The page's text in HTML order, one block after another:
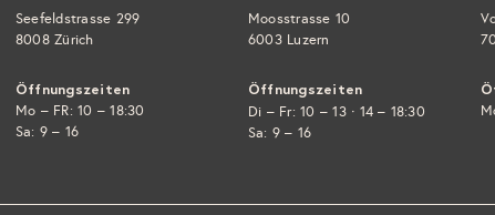
Seefeldstrasse 299
8008 Zürich
Öffnungszeiten
Mo – FR: 10 – 18:30
Sa: 9 – 16
Moosstrasse 10
6003 Luzern
Öffnungszeiten
Di – Fr: 10 – 13 · 14 – 18:30
Sa: 9 – 16